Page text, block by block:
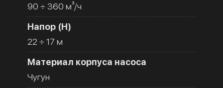
90 ÷ 360 м³/ч
Напор (H)
22 ÷ 17 м
Материал корпуса насоса
Чугун